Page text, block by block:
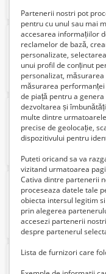
Partenerii nostri pot
pentru cu unul sau mai
accesarea informațiilor
reclamelor de bază,
personalizate,
unui profil de conținut
personalizat,
măsurarea
de piață pentru a
dezvoltarea și
multe dintre
precise de geolocație,
dispozitivului pentru
Puteti oricand sa va
vizitand urmatoarea
Cativa dintre partenerii
proceseaza datele tale
obiecta intersul legitim
prin alegerea
accesezi partenerii
despre partenerul
Lista de furnizori care